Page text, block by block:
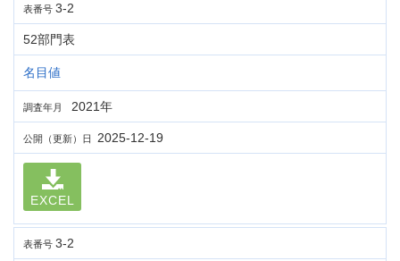
表番号 3-2
52部門表
名目値
調査年月 2021年
公開（更新）日 2025-12-19
EXCEL
表番号 3-2